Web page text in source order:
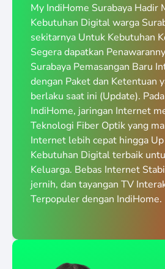
My IndiHome Surabaya Hadir
Kebutuhan Digital warga
sekitarnya Untuk Kebutuhan
Segera dapatkan
Surabaya Pemasangan Baru
dengan Paket dan Ketentuan
berlaku saat ini (Update).
IndiHome, jaringan Internet
Teknologi Fiber Optik yang
Internet lebih cepat hingga
Kebutuhan Digital terbaik
Keluarga. Bebas Internet
jernih, dan tayangan TV
Terpopuler dengan IndiHome.